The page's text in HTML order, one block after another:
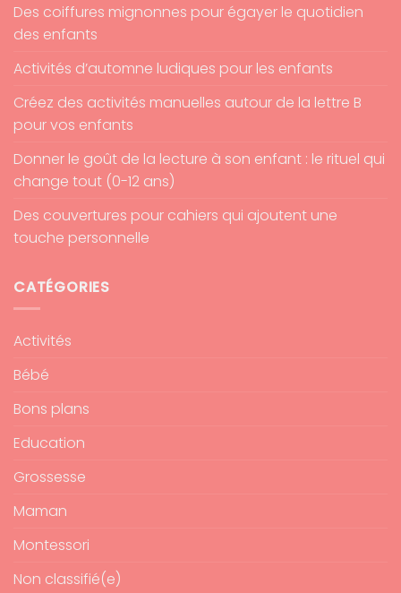
Des coiffures mignonnes pour égayer le quotidien
des enfants
Activités d’automne ludiques pour les enfants
Créez des activités manuelles autour de la lettre B
pour vos enfants
Donner le goût de la lecture à son enfant : le rituel qui
change tout (0-12 ans)
Des couvertures pour cahiers qui ajoutent une
touche personnelle
CATÉGORIES
Activités
Bébé
Bons plans
Education
Grossesse
Maman
Montessori
Non classifié(e)